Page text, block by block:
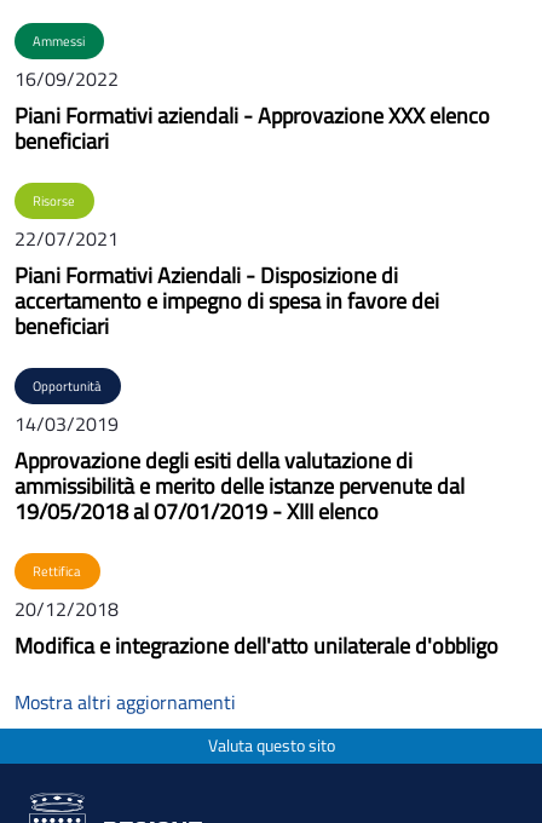
Ammessi
16/09/2022
Piani Formativi aziendali - Approvazione XXX elenco
beneficiari
Risorse
22/07/2021
Piani Formativi Aziendali - Disposizione di
accertamento e impegno di spesa in favore dei
beneficiari
Opportunità
14/03/2019
Approvazione degli esiti della valutazione di
ammissibilità e merito delle istanze pervenute dal
19/05/2018 al 07/01/2019 - XIII elenco
Rettifica
20/12/2018
Modifica e integrazione dell'atto unilaterale d'obbligo
Mostra altri aggiornamenti
Valuta questo sito